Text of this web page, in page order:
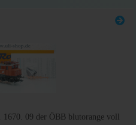
09 der ÖBB blutorange voll